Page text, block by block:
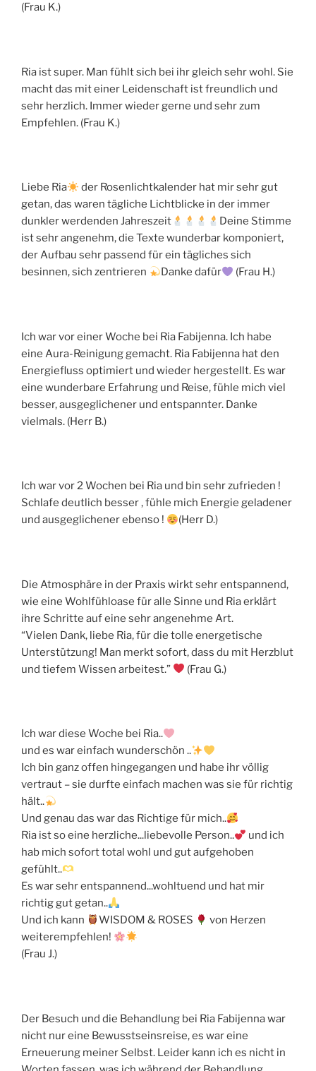
(Frau K.)
Ria ist super. Man fühlt sich bei ihr gleich sehr wohl. Sie
macht das mit einer Leidenschaft ist freundlich und
sehr herzlich. Immer wieder gerne und sehr zum
Empfehlen. (Frau K.)
Liebe Ria
der Rosenlichtkalender hat mir sehr gut
getan, das waren tägliche Lichtblicke in der immer
dunkler werdenden Jahreszeit
Deine Stimme
ist sehr angenehm, die Texte wunderbar komponiert,
der Aufbau sehr passend für ein tägliches sich
besinnen, sich zentrieren
Danke dafür (Frau H.)
Ich war vor einer Woche bei Ria Fabijenna. Ich habe
eine Aura-Reinigung gemacht. Ria Fabijenna hat den
Energiefluss optimiert und wieder hergestellt. Es war
eine wunderbare Erfahrung und Reise, fühle mich viel
besser, ausgeglichener und entspannter. Danke
vielmals. (Herr B.)
Ich war vor 2 Wochen bei Ria und bin sehr zufrieden !
Schlafe deutlich besser , fühle mich Energie geladener
und ausgeglichener ebenso !
(Herr D.)
Die Atmosphäre in der Praxis wirkt sehr entspannend,
wie eine Wohlfühloase für alle Sinne und Ria erklärt
ihre Schritte auf eine sehr angenehme Art.
“Vielen Dank, liebe Ria, für die tolle energetische
Unterstützung! Man merkt sofort, dass du mit Herzblut
und tiefem Wissen arbeitest.”
(Frau G.)
Ich war diese Woche bei Ria..
und es war einfach wunderschön ..
Ich bin ganz offen hingegangen und habe ihr völlig
vertraut – sie durfte einfach machen was sie für richtig
hält..
Und genau das war das Richtige für mich..
Ria ist so eine herzliche...liebevolle Person..
und ich
hab mich sofort total wohl und gut aufgehoben
gefühlt..
Es war sehr entspannend...wohltuend und hat mir
richtig gut getan..
Und ich kann
WISDOM & ROSES
von Herzen
weiterempfehlen!
(Frau J.)
Der Besuch und die Behandlung bei Ria Fabijenna war
nicht nur eine Bewusstseinsreise, es war eine
Erneuerung meiner Selbst. Leider kann ich es nicht in